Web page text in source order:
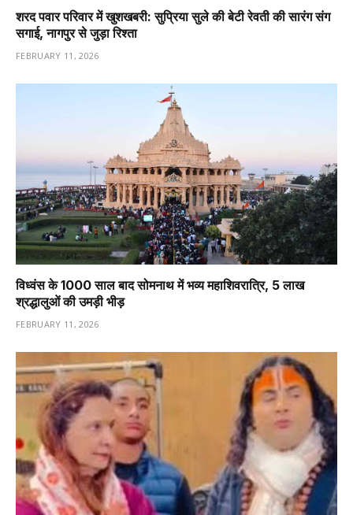
शरद पवार परिवार में खुशखबरी: सुप्रिया सुले की बेटी रेवती की सारंग संग
सगाई, नागपुर से जुड़ा रिश्ता
FEBRUARY 11, 2026
विध्वंस के 1000 साल बाद सोमनाथ में भव्य महाशिवरात्रि, 5 लाख
श्रद्धालुओं की उमड़ी भीड़
FEBRUARY 11, 2026